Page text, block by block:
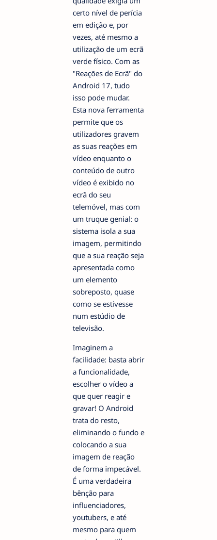
certo nível de perícia
em edição e, por
vezes, até mesmo a
utilização de um ecrã
verde físico. Com as
"Reações de Ecrã" do
Android 17, tudo
isso pode mudar.
Esta nova ferramenta
permite que os
utilizadores gravem
as suas reações em
vídeo enquanto o
conteúdo de outro
vídeo é exibido no
ecrã do seu
telemóvel, mas com
um truque genial: o
sistema isola a sua
imagem, permitindo
que a sua reação seja
apresentada como
um elemento
sobreposto, quase
como se estivesse
num estúdio de
televisão.
Imaginem a
facilidade: basta abrir
a funcionalidade,
escolher o vídeo a
que quer reagir e
gravar! O Android
trata do resto,
eliminando o fundo e
colocando a sua
imagem de reação
de forma impecável.
É uma verdadeira
bênção para
influenciadores,
youtubers, e até
mesmo para quem